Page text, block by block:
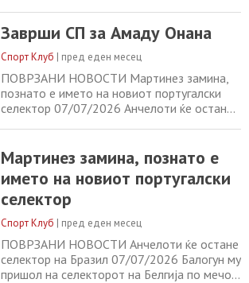
07/07/2026 Балогун му пришол на
селекторот на Белгија по мечот: „Го ценам
тој гест“ 07/07/2026
Заврши СП за Амаду Онана
Спорт Клуб | пред еден месец
ПОВРЗАНИ НОВОСТИ Мартинез замина,
познато е името на новиот португалски
селектор 07/07/2026 Анчелоти ќе остане
„Го ценам тој гест“ 07/07/2026 Денеска на
Мундијалот: Меси против Салах за
пласман во 1/4 финалето 07/07/2026
Мартинез замина, познато е
името на новиот португалски
селектор
Спорт Клуб | пред еден месец
ПОВРЗАНИ НОВОСТИ Анчелоти ќе остане
селектор на Бразил 07/07/2026 Балогун му
пришол на селекторот на Белгија по мечот: